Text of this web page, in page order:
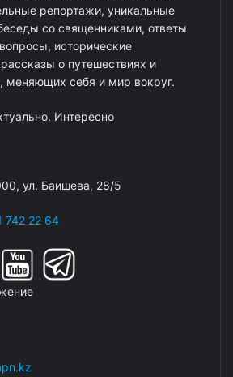
репортажи, уникальные
со священниками, ответы
исторические
о путешествиях и
меняющих себя и мир вокруг.
Интересно
ул. Баишева, 28/5
742 22 64